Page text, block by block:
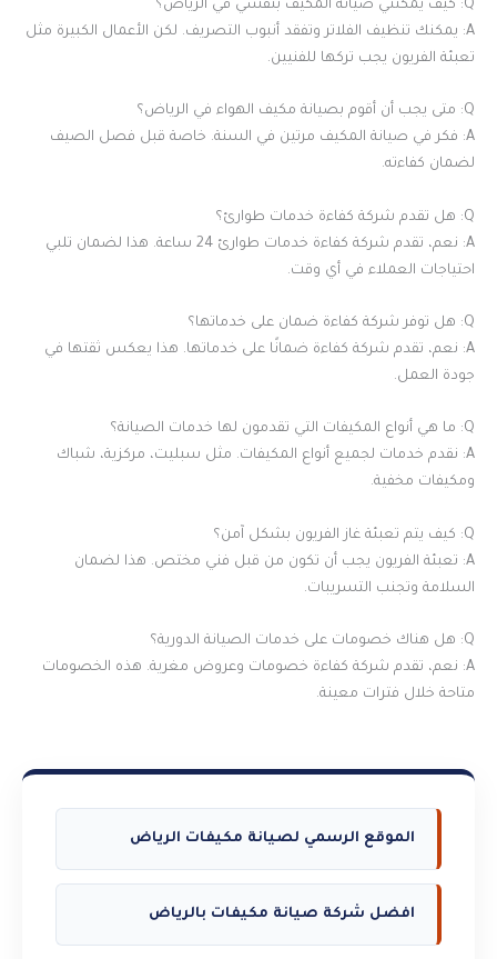
Q: كيف يمكنني صيانة المكيف بنفسي في الرياض؟
A: يمكنك تنظيف الفلاتر وتفقد أنبوب التصريف. لكن الأعمال الكبيرة مثل
تعبئة الفريون يجب تركها للفنيين.
Q: متى يجب أن أقوم بصيانة مكيف الهواء في الرياض؟
A: فكر في صيانة المكيف مرتين في السنة. خاصة قبل فصل الصيف
لضمان كفاءته.
Q: هل تقدم شركة كفاءة خدمات طوارئ؟
A: نعم، تقدم شركة كفاءة خدمات طوارئ 24 ساعة. هذا لضمان تلبي
احتياجات العملاء في أي وقت.
Q: هل توفر شركة كفاءة ضمان على خدماتها؟
A: نعم، تقدم شركة كفاءة ضمانًا على خدماتها. هذا يعكس ثقتها في
جودة العمل.
Q: ما هي أنواع المكيفات التي تقدمون لها خدمات الصيانة؟
A: نقدم خدمات لجميع أنواع المكيفات. مثل سبليت، مركزية، شباك
ومكيفات مخفية.
Q: كيف يتم تعبئة غاز الفريون بشكل آمن؟
A: تعبئة الفريون يجب أن تكون من قبل فني مختص. هذا لضمان
السلامة وتجنب التسريبات.
Q: هل هناك خصومات على خدمات الصيانة الدورية؟
A: نعم، تقدم شركة كفاءة خصومات وعروض مغرية. هذه الخصومات
متاحة خلال فترات معينة.
الموقع الرسمي لصيانة مكيفات الرياض
افضل شركة صيانة مكيفات بالرياض